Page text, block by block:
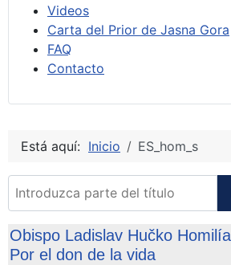
Videos
Carta del Prior de Jasna Gora
FAQ
Contacto
Está aquí: Inicio ES_hom_s
Introduzca parte del título
Obispo Ladislav Hučko
Por el don de la vida